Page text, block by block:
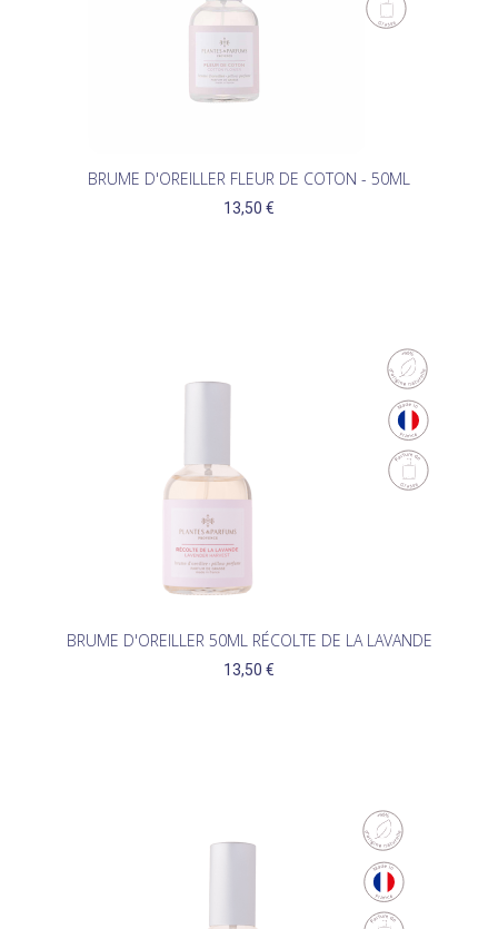
BRUME D'OREILLER FLEUR DE COTON - 50ML
13,50 €
BRUME D'OREILLER 50ML RÉCOLTE DE LA LAVANDE
13,50 €